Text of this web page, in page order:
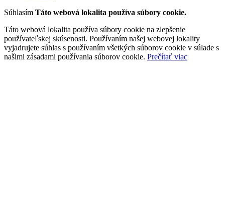
Súhlasím Táto webová lokalita používa súbory cookie.
Táto webová lokalita používa súbory cookie na zlepšenie
používateľskej skúsenosti. Používaním našej webovej lokality
vyjadrujete súhlas s používaním všetkých súborov cookie v súlade s
našimi zásadami používania súborov cookie. Prečítať viac